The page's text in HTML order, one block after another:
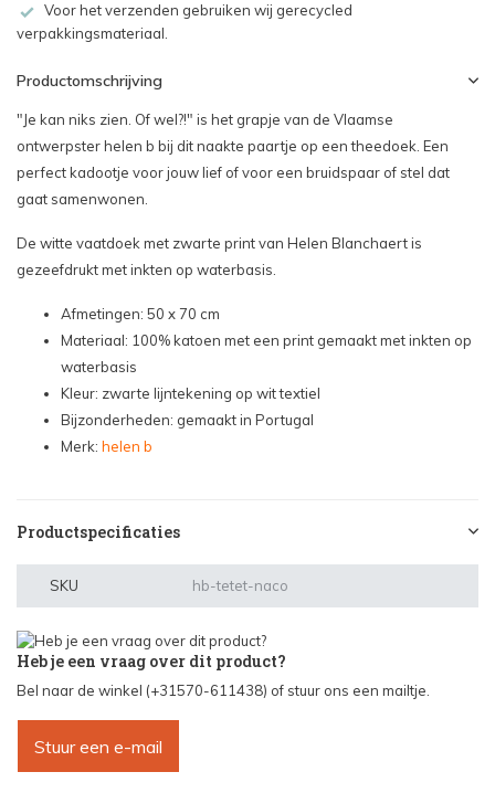
Voor het verzenden gebruiken wij gerecycled
verpakkingsmateriaal.
Productomschrijving
"Je kan niks zien. Of wel?!" is het grapje van de Vlaamse
ontwerpster helen b bij dit naakte paartje op een theedoek. Een
perfect kadootje voor jouw lief of voor een bruidspaar of stel dat
gaat samenwonen.
De witte vaatdoek met zwarte print van Helen Blanchaert is
gezeefdrukt met inkten op waterbasis.
Afmetingen: 50 x 70 cm
Materiaal: 100% katoen met een print gemaakt met inkten op
waterbasis
Kleur: zwarte lijntekening op wit textiel
Bijzonderheden: gemaakt in Portugal
Merk: helen b
Productspecificaties
SKU hb-tetet-naco
Heb je een vraag over dit product?
Bel naar de winkel (+31570-611438) of stuur ons een mailtje.
Stuur een e-mail